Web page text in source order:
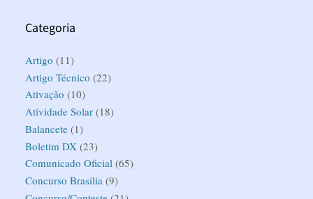
Categoria
Artigo (11)
Artigo Técnico (22)
Ativação (10)
Atividade Solar (18)
Balancete (1)
Boletim DX (23)
Comunicado Oficial (65)
Concurso Brasília (9)